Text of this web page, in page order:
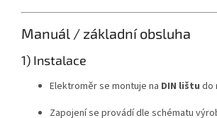
Manuál / základní obsluha
1) Instalace
Elektroměr se montuje na DIN lištu do
Zapojení se provádí dle schématu